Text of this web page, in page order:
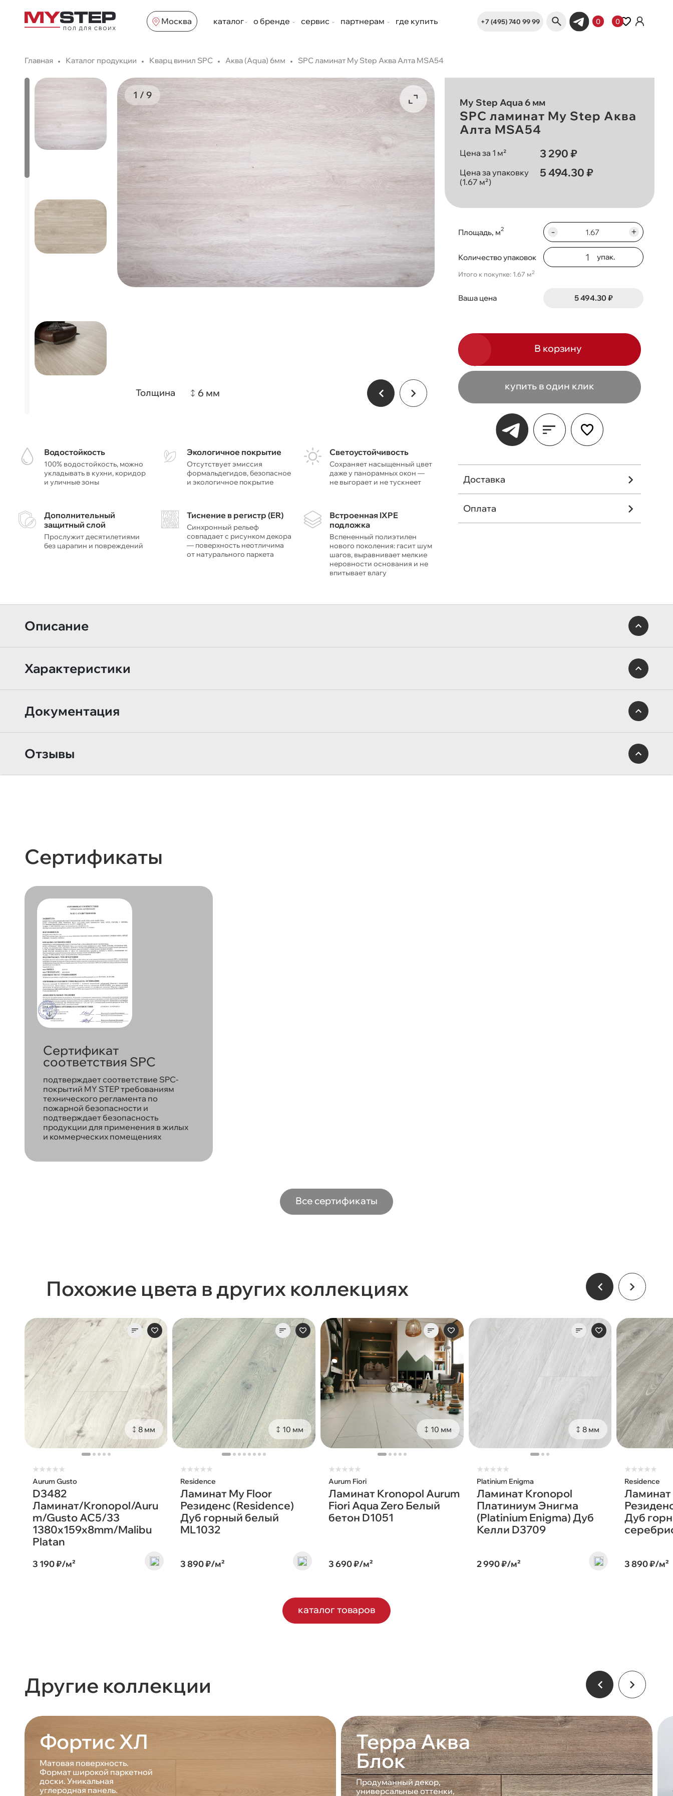
Москва каталог о бренде сервис партнерам где купить +7 (495) 740 99 99 0 0
Главная Каталог продукции Кварц винил SPC Аква (Aqua) 6мм SPC ламинат My Step Аква Алта MSA54
My Step Aqua 6 мм
SPC ламинат My Step Аква
Алта MSA54
Цена за 1 м² 3 290 ₽
Цена за упаковку
(1.67 м²)
5 494.30 ₽
Площадь, м2 - +
Количество упаковок упак.
Итого к покупке: 1.67 м2
Ваша цена 5 494.30 ₽
В корзину
купить в один клик
Доставка
Оплата
1 / 9
Толщина 6 мм
Водостойкость
100% водостойкость, можно
укладывать в кухни, коридор
и уличные зоны
Экологичное покрытие
Отсутствует эмиссия
формальдегидов, безопасное
и экологичное покрытие
Светоустойчивость
Сохраняет насыщенный цвет
даже у панорамных окон —
не выгорает и не тускнеет
Дополнительный
защитный слой
Прослужит десятилетиями
без царапин и повреждений
Тиснение в регистр (ER)
Синхронный рельеф
совпадает с рисунком декора
— поверхность неотличима
от натурального паркета
Встроенная IXPE
подложка
Вспененный полиэтилен
нового поколения: гасит шум
шагов, выравнивает мелкие
неровности основания и не
впитывает влагу
Описание
Характеристики
Документация
Отзывы
Сертификаты
Сертификат
соответствия SPC
подтверждает соответствие SPC-
покрытий MY STEP требованиям
технического регламента по
пожарной безопасности и
подтверждает безопасность
продукции для применения в жилых
и коммерческих помещениях
Все сертификаты
Похожие цвета в других коллекциях
8 мм
★★★★★
Aurum Gusto
D3482
Ламинат/Kronopol/Auru
m/Gusto AC5/33
1380х159х8mm/Malibu
Platan
3 190 ₽/м²
10 мм
★★★★★
Residence
Ламинат My Floor
Резиденс (Residence)
Дуб горный белый
ML1032
3 890 ₽/м²
10 мм
★★★★★
Aurum Fiori
Ламинат Kronopol Aurum
Fiori Aqua Zero Белый
бетон D1051
3 690 ₽/м²
8 мм
★★★★★
Platinium Enigma
Ламинат Kronopol
Платиниум Энигма
(Platinium Enigma) Дуб
Келли D3709
2 990 ₽/м²
★★★★★
Residence
Ламинат
Дуб
3 890 ₽/м²
каталог товаров
Другие коллекции
Фортис ХЛ
Матовая поверхность.
Формат широкой паркетной
доски. Уникальная
углеродная панель.
Терра Аква
Блок
Продуманный декор,
универсальные оттенки,